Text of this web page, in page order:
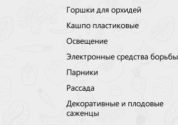
Горшки для орхидей
Кашпо пластиковые
Освещение
Электронные средства борьбы
Парники
Рассада
Декоративные и плодовые
саженцы